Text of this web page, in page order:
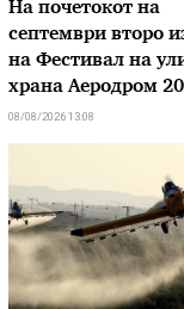
На почетокот на
септември второ
на Фестивал на
храна Аеродром
08/08/2026 13:08